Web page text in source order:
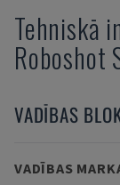
Tehniskā
Roboshot
VADĪBAS
VADĪBAS